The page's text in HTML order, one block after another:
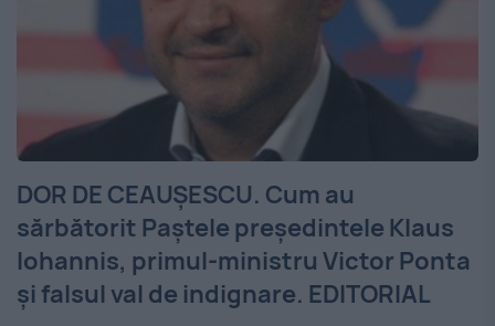
DOR DE CEAUȘESCU. Cum au
sărbătorit Paștele președintele Klaus
Iohannis, primul-ministru Victor Ponta
și falsul val de indignare. EDITORIAL